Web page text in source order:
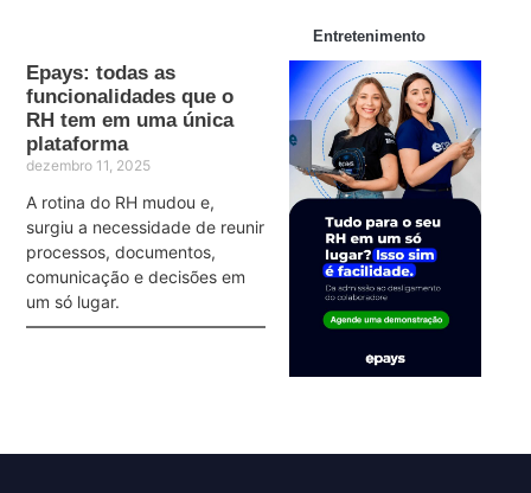
Epays: todas as
funcionalidades que o
RH tem em uma única
plataforma
dezembro 11, 2025
A rotina do RH mudou e,
surgiu a necessidade de reunir
processos, documentos,
comunicação e decisões em
um só lugar.
Entretenimento